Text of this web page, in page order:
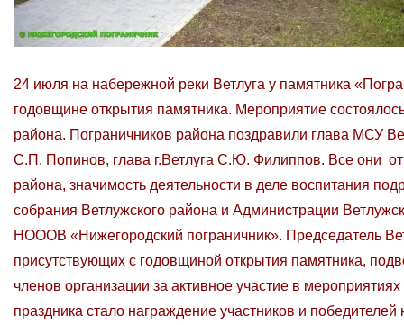
24 июля на набережной реки Ветлуга у памятника
годовщине открытия памятника. Мероприятие
района. Пограничников района поздравили глава МСУ
С.П. Попинов, глава г.Ветлуга С.Ю. Филиппов. Все они
района, значимость деятельности в деле воспитания
собрания Ветлужского района и Администрации
НОООВ «Нижегородский пограничник». Председатель
присутствующих с годовщиной открытия памятника,
членов организации за активное участие в
праздника стало награждение участников и